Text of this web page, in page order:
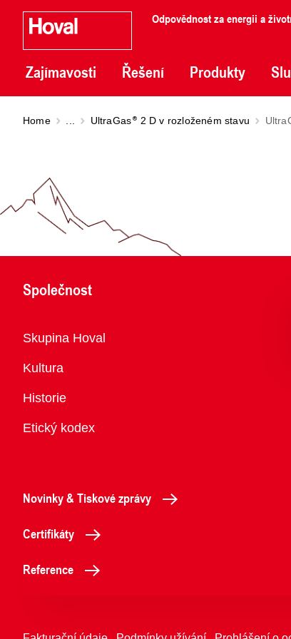
Odpovědnost za energii a
Zajímavosti Řešení Produkty
Home UltraGas 2 D v rozloženém stavu
Společnost
Přehled
Skupina Hoval
Kultura
Historie
Etický kodex
Novinky & Tiskové zprávy
Certifikáty
Reference